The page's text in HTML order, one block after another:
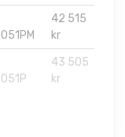
42 515
kr
43 505
kr